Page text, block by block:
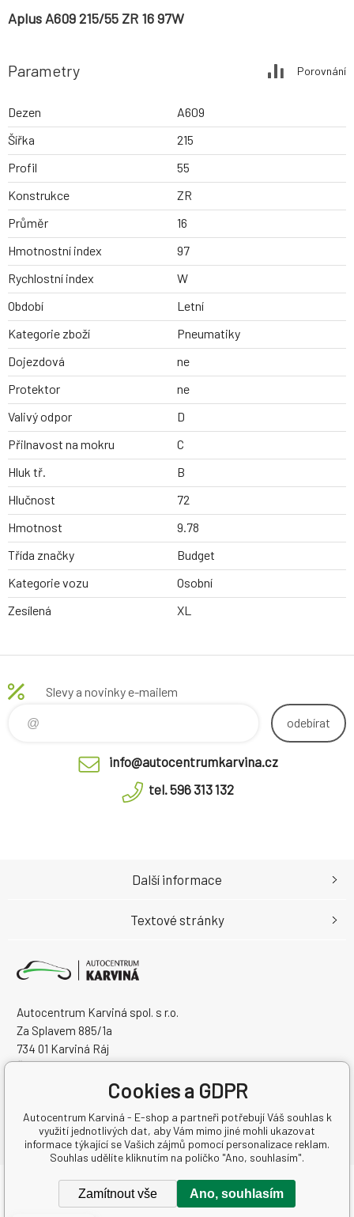
Aplus A609 215/55 ZR 16 97W
Parametry Porovnání
Dezen
A609
Šířka
215
Profil
55
Konstrukce
ZR
Průměr
16
Hmotnostní index
97
Rychlostní index
W
Období
Letní
Kategorie zboží
Pneumatiky
Dojezdová
ne
Protektor
ne
Valivý odpor
D
Přilnavost na mokru
C
Hluk tř.
B
Hlučnost
72
Hmotnost
9.78
Třída značky
Budget
Kategorie vozu
Osobní
Zesílená
XL
Slevy a novinky e-mailem
odebírat
info@autocentrumkarvina.cz
tel. 596 313 132
Autocentrum Karviná spol. s r.o.
Za Splavem 885/1a
734 01 Karviná Ráj
Česká Republika
Další informace
Textové stránky
Copyright © 2026 Autocentrum Karviná spol. s r.o.
Všechna práva vyhrazena.
Cookies a GDPR
Autocentrum Karviná - E-shop a partneři potřebují Váš souhlas k
využití jednotlivých dat, aby Vám mimo jiné mohli ukazovat
informace týkající se Vašich zájmů pomocí personalizace reklam.
Souhlas udělíte kliknutím na políčko "Ano, souhlasím".
Zamítnout vše Ano, souhlasím